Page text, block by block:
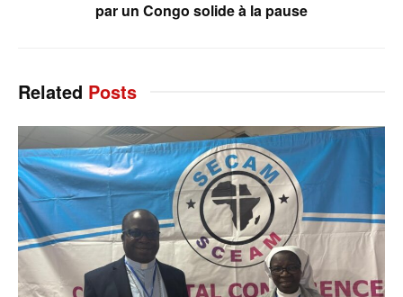
par un Congo solide à la pause
Related Posts